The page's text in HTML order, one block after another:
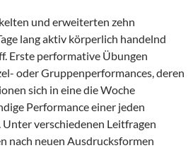
und erweiterten zehn
lang aktiv körperlich handelnd
Erste performative Übungen
oder Gruppenperformances, deren
sich in eine die Woche
Performance einer jeden
verschiedenen Leitfragen
nach neuen Ausdrucksformen